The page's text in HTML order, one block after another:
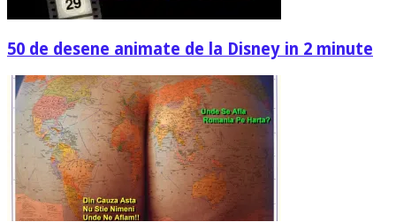
50 de desene animate de la Disney in 2 minute